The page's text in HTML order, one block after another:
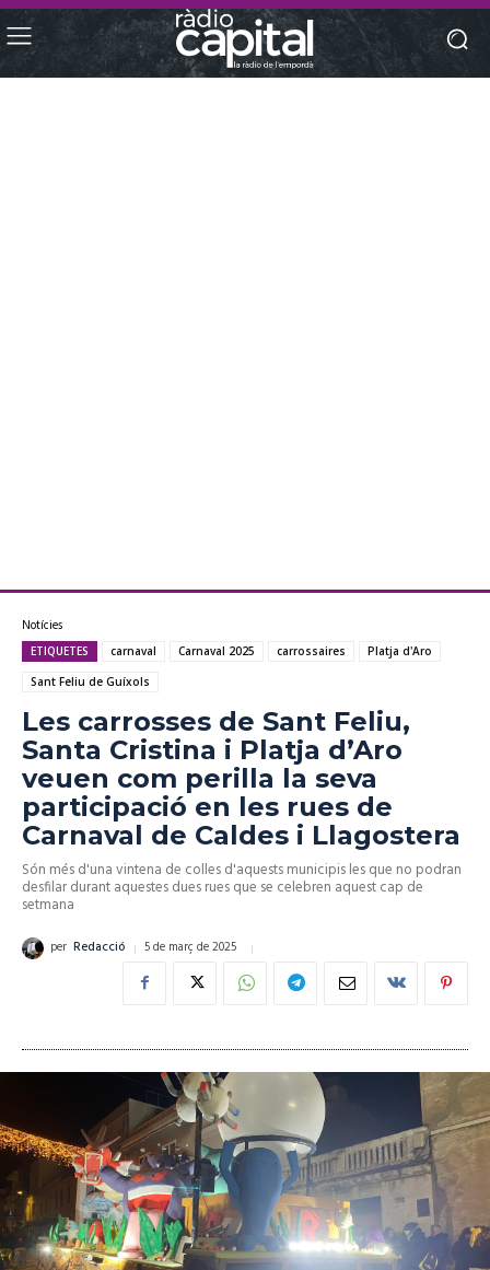
Notícies
ETIQUETES carnaval Carnaval 2025 carrossaires
Platja d'Aro
Sant Feliu de Guíxols
Les carrosses de Sant Feliu,
Santa Cristina i Platja d’Aro
veuen com perilla la seva
participació en les rues de
Carnaval de Caldes i Llagostera
Són més d'una vintena de colles d'aquests municipis les que no podran
desfilar durant aquestes dues rues que se celebren aquest cap de
setmana
per Redacció 5 de març de 2025